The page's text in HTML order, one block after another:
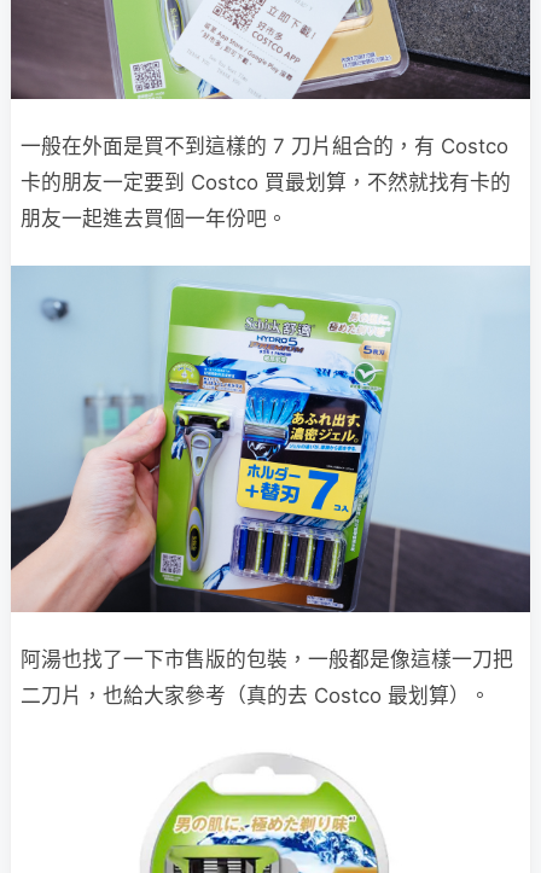
一般在外面是買不到這樣的 7 刀片組合的，有 Costco
卡的朋友一定要到 Costco 買最划算，不然就找有卡的
朋友一起進去買個一年份吧。
阿湯也找了一下市售版的包裝，一般都是像這樣一刀把
二刀片，也給大家參考（真的去 Costco 最划算）。